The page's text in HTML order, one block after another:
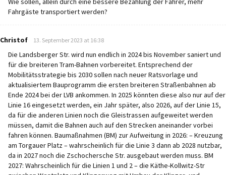
Fahrgäste transportiert werden?
Christof says:
13. September 2023 at 16:38
Die Landsberger Str. wird nun endlich in 2024 bis November saniert und
für die breiteren Tram-Bahnen vorbereitet. Entsprechend der
Mobilitätsstrategie bis 2030 sollen nach neuer Ratsvorlage und
aktualisiertem Bauprogramm die ersten breiteren Straßenbahnen ab
Ende 2024 bei der LVB ankommen. In 2025 könnten diese also nur auf der
Linie 16 eingesetzt werden, ein Jahr später, also 2026, auf der Linie 15,
da für die anderen Linien noch die Gleistrassen aufgeweitet werden
müssen, damit die Bahnen auch auf den Strecken aneinander vorbei
fahren können. Baumaßnahmen (BM) zur Aufweitung in 2026: – Kreuzung
am Torgauer Platz – wahrscheinlich für die Linie 3 dann ab 2028 nutzbar,
da in 2027 noch die Zschochersche Str. ausgebaut werden muss. BM
2027: Wahrscheinlich für die Linien 1 und 2 – die Käthe-Kollwitz-Str